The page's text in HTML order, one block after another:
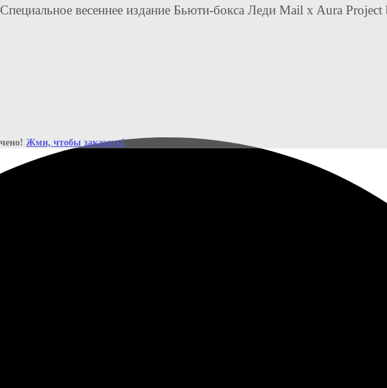
весеннее издание Бьюти-бокса Леди Mail x Aura
Жми, чтобы заказать!